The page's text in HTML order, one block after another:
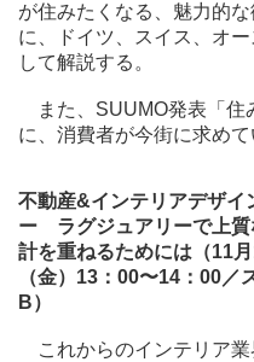
が住みたくなる、魅力的
に、ドイツ、スイス、オ
して解説する。
また、SUUMO発表「住
に、消費者が今街に求め
不動産&インテリアデザイ
ー ラグジュアリーで上質
計を重ねるためには（11月
（金）13：00〜14：00／
B）
これからのインテリア業